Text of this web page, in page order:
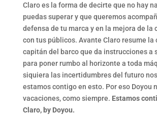
Claro es la forma de decirte que no hay
puedas superar y que queremos
defensa de tu marca y en la mejora de la
con tus públicos. Avante Claro resume la
capitán del barco que da instrucciones a
para poner rumbo al horizonte a toda
siquiera las incertidumbres del futuro
estamos contigo en esto. Por eso Doyou
vacaciones, como siempre. Estamos
Claro, by Doyou.